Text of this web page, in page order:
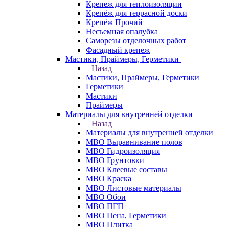
Крепеж для теплоизоляции
Крепёж для террасной доски
Крепёж Прочий
Несъемная опалубка
Саморезы отделочных работ
Фасадный крепеж
Мастики, Праймеры, Герметики
Назад
Мастики, Праймеры, Герметики
Герметики
Мастики
Праймеры
Материалы для внутренней отделки
Назад
Материалы для внутренней отделки
МВО Выравнивание полов
МВО Гидроизоляция
МВО Грунтовки
МВО Клеевые составы
МВО Краска
МВО Листовые материалы
МВО Обои
МВО ПГП
МВО Пена, Герметики
МВО Плитка